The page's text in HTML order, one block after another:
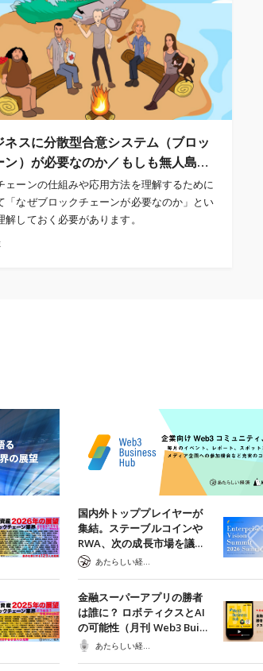
ネスに分散型合意システム（ブロッ
ン）が必要なのか／もしも無人島…
ェーンの仕組みや応用方法を理解するために
「なぜブロックチェーンが必要なのか」とい
解しておく必要があります。
国内外トッププレイヤーが
集結。ステーブルコインや
RWA、次の成長市場を議…
あたらしい経済 編集部
金融スーパーアプリの勝者
は誰に？ ロボティクスとAI
の可能性（月刊 Web3 Bui…
あたらしい経済ポッドキャスト